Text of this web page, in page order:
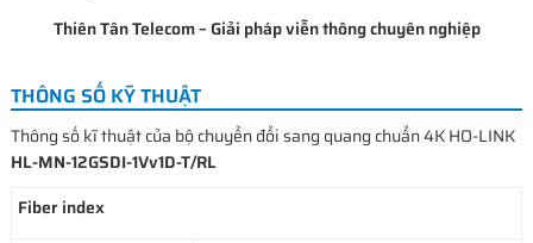
Thiên Tân Telecom – Giải pháp viễn thông chuyên nghiệp
THÔNG SỐ KỸ THUẬT
Thông số kĩ thuật của bộ chuyển đổi sang quang chuẩn 4K HO-LINK
HL-MN-12GSDI-1Vv1D-T/RL
Fiber index